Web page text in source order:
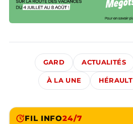
GARD ACTUALITÉS
À LA UNE HÉRAULT
FIL INFO24/7